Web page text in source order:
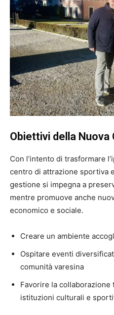
Obiettivi della Nuova
Con l’intento di trasformare
centro di attrazione sportiva
gestione si impegna a
mentre promuove anche
economico e sociale.
Creare un ambiente
Ospitare eventi
comunità varesina
Favorire la
istituzioni culturali e